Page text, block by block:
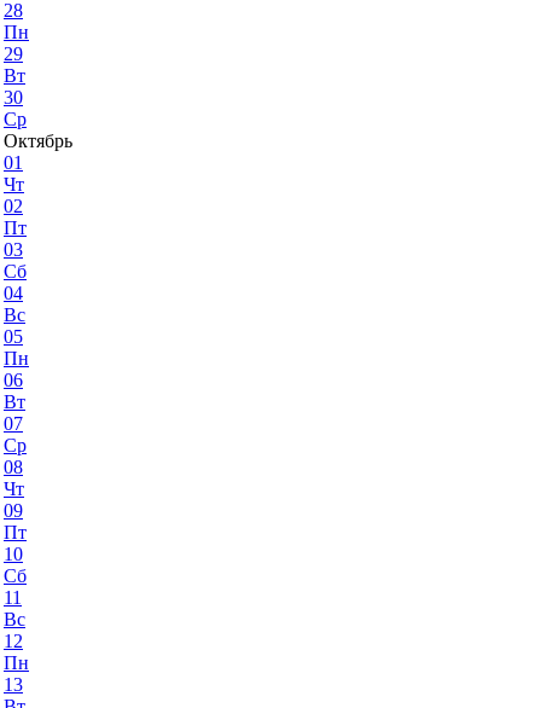
28
Пн
29
Вт
30
Ср
Октябрь
01
Чт
02
Пт
03
Сб
04
Вс
05
Пн
06
Вт
07
Ср
08
Чт
09
Пт
10
Сб
11
Вс
12
Пн
13